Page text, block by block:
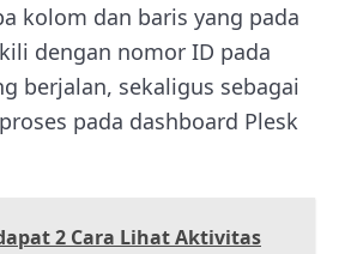
kolom dan baris yang pada
dengan nomor ID pada
berjalan, sekaligus sebagai
pada dashboard Plesk
2 Cara Lihat Aktivitas